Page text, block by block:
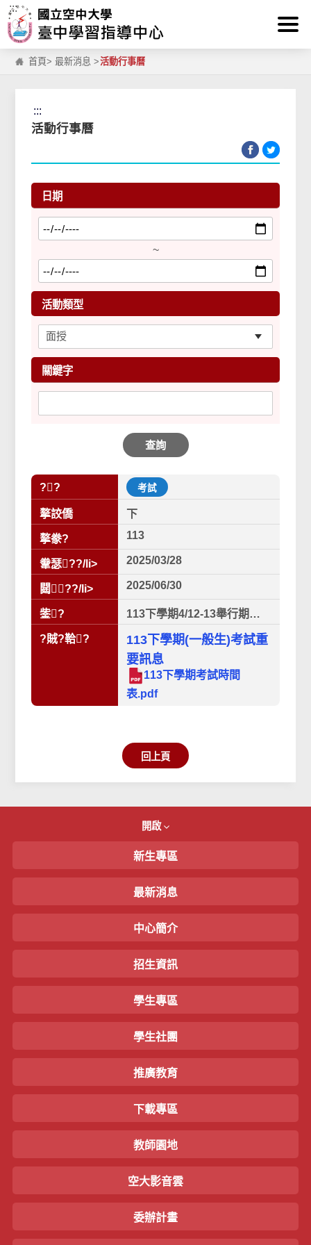
跳到主要內容區塊
:::
首頁>最新消息 >活動行事曆
:::
活動行事曆
日期
~
活動類型
關鍵字
查詢
??
摮詨僑
摮豢?
韏瑟??/li>
閮??/li>
鈭?
?賊?鞈?
考試
下
113
2025/03/28
2025/06/30
113下學期4/12-13舉行期中
113下學期(一般生)考試重
要訊息
113下學期考試時間
表.pdf
回上頁
開啟
新生專區
最新消息
中心簡介
招生資訊
學生專區
學生社團
推廣教育
下載專區
教師園地
空大影音雲
委辦計畫